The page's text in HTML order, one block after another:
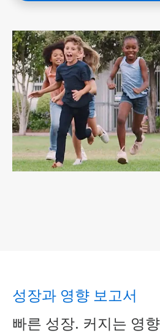
성장과 영향 보고서
빠른 성장. 커지는 영